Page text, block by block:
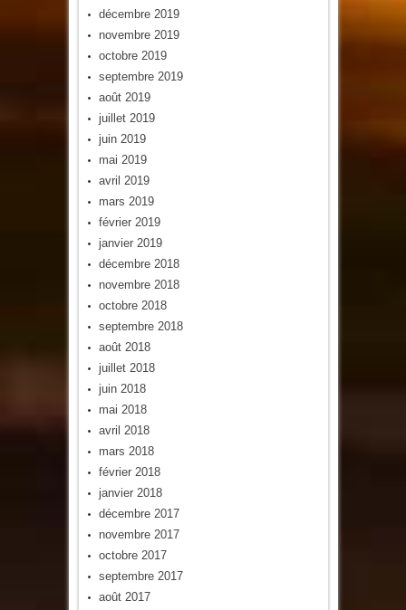
décembre 2019
novembre 2019
octobre 2019
septembre 2019
août 2019
juillet 2019
juin 2019
mai 2019
avril 2019
mars 2019
février 2019
janvier 2019
décembre 2018
novembre 2018
octobre 2018
septembre 2018
août 2018
juillet 2018
juin 2018
mai 2018
avril 2018
mars 2018
février 2018
janvier 2018
décembre 2017
novembre 2017
octobre 2017
septembre 2017
août 2017